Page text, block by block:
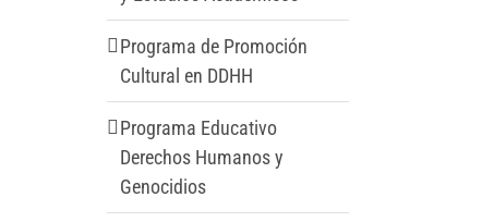
Programa de Promoción
Cultural en DDHH
Programa Educativo
Derechos Humanos y
Genocidios